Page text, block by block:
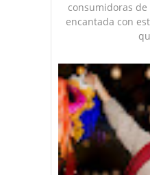
consumidoras de
encantada con